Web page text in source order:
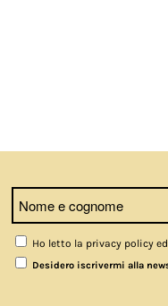
Ho letto la privacy policy
Desidero iscrivermi alla